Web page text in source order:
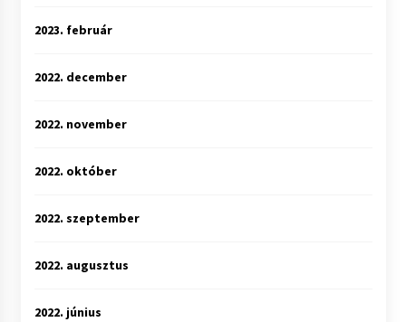
2023. február
2022. december
2022. november
2022. október
2022. szeptember
2022. augusztus
2022. június